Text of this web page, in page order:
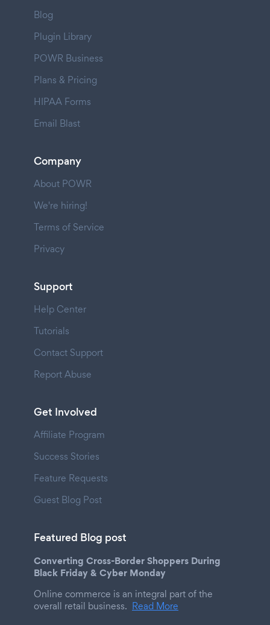
Blog
Plugin Library
POWR Business
Plans & Pricing
HIPAA Forms
Email Blast
Company
About POWR
We're hiring!
Terms of Service
Privacy
Support
Help Center
Tutorials
Contact Support
Report Abuse
Get Involved
Affiliate Program
Success Stories
Feature Requests
Guest Blog Post
Featured Blog post
Converting Cross-Border Shoppers During
Black Friday & Cyber Monday
Online commerce is an integral part of the
overall retail business. Read More